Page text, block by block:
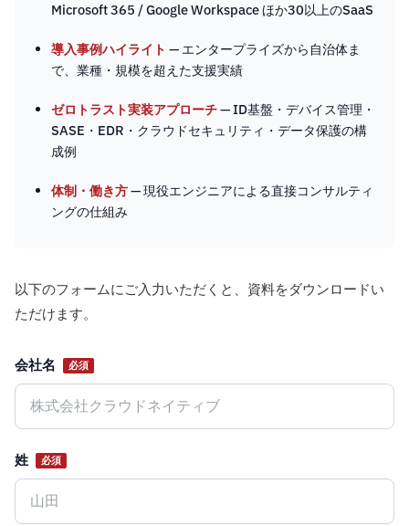
Microsoft 365 / Google Workspace ほか30以上のSaaS
導入事例ハイライト — エンタープライズから自治体ま
で、業種・規模を超えた支援実績
ゼロトラスト実装アプローチ— ID基盤・デバイス管理・
SASE・EDR・クラウドセキュリティ・データ保護の構
成例
体制・働き方— 現役エンジニアによる直接コンサルティ
ングの仕組み
以下のフォームにご入力いただくと、資料をダウンロードい
ただけます。
Website
会社名 必須
姓 必須